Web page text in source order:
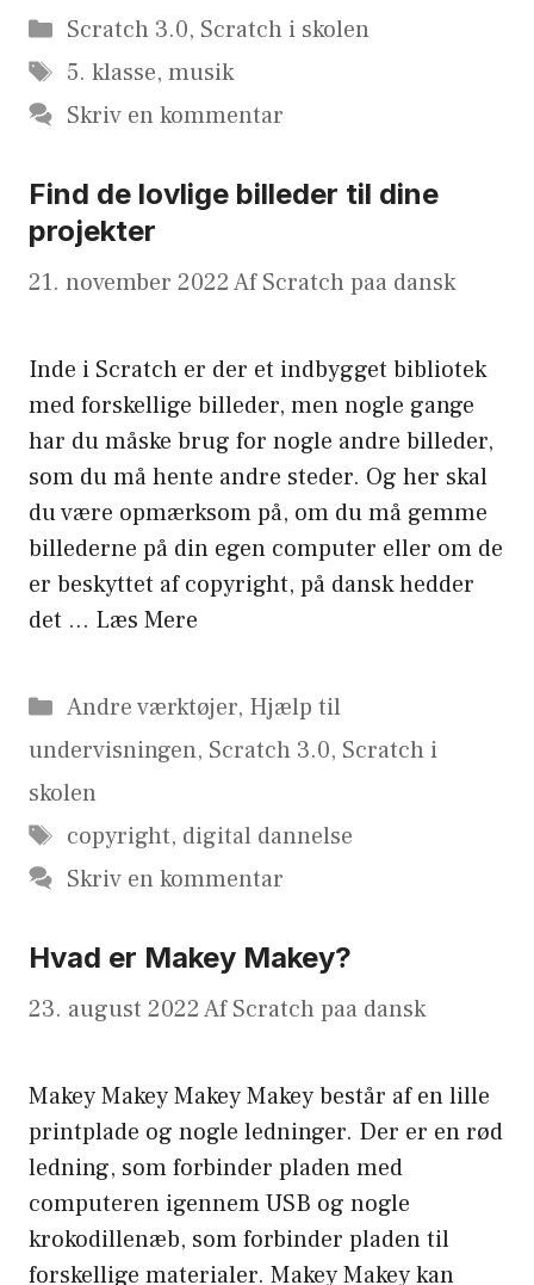
Kategorier
Scratch 3.0, Scratch i skolen
Tags
5. klasse, musik
Skriv en kommentar
Find de lovlige billeder til dine
projekter
21. november 2022AfScratch paa dansk
Inde i Scratch er der et indbygget bibliotek
med forskellige billeder, men nogle gange
har du måske brug for nogle andre billeder,
som du må hente andre steder. Og her skal
du være opmærksom på, om du må gemme
billederne på din egen computer eller om de
er beskyttet af copyright, på dansk hedder
det … Læs Mere
Kategorier
Andre værktøjer, Hjælp til
undervisningen, Scratch 3.0, Scratch i
skolen
Tags
copyright, digital dannelse
Skriv en kommentar
Hvad er Makey Makey?
23. august 2022AfScratch paa dansk
Makey Makey Makey Makey består af en lille
printplade og nogle ledninger. Der er en rød
ledning, som forbinder pladen med
computeren igennem USB og nogle
krokodillenæb, som forbinder pladen til
forskellige materialer. Makey Makey kan